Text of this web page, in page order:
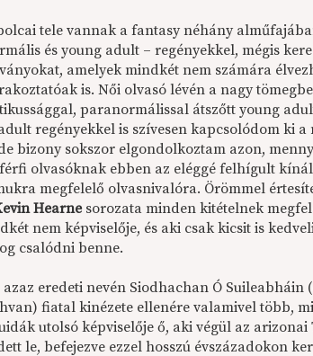
tele vannak a fantasy néhány
és young adult – regényekkel, mégis
amelyek mindkét nem számára
is. Női olvasó lévén a nagy
paranormálissal átszőtt young
regényekkel is szívesen kapcsolódom ki a
bizony sokszor elgondolkoztam azon,
olvasóknak ebben az eléggé felhígult
megfelelő olvasnivalóra. Örömmel
Hearnesorozata minden kitételnek
nem képviselője, és aki csak kicsit is
csalódni benne.
azaz eredeti nevén Siodhachan Ó Suileabháin
fiatal kinézete ellenére valamivel több,
utolsó képviselője ő, aki végül az arizonai
le, befejezve ezzel hosszú évszázadokon